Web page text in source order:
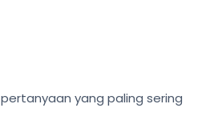
yang paling sering